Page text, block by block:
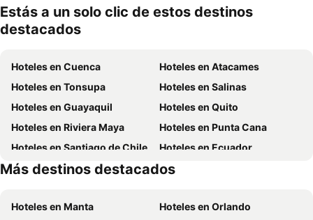
Estás a un solo clic de estos destinos
destacados
Hoteles en Cuenca
Hoteles en Atacames
Hoteles en Tonsupa
Hoteles en Salinas
Hoteles en Guayaquil
Hoteles en Quito
Hoteles en Riviera Maya
Hoteles en Punta Cana
Hoteles en Santiago de Chile
Hoteles en Ecuador
Hoteles en México
Hoteles en Chicago
Más destinos destacados
Hoteles en Manta
Hoteles en Orlando